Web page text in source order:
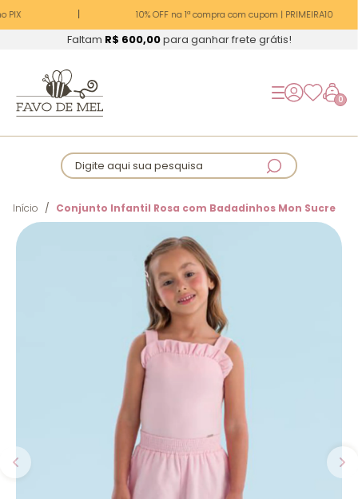
PIX 10% OFF na 1ª compra com cupom | PRIMEIRA10
Faltam R$ 600,00para ganhar frete grátis!
0
Digite aqui sua pesquisa
Início Conjunto Infantil Rosa com Badadinhos Mon Sucre